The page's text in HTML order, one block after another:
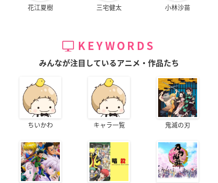
花江夏樹 三宅健太 小林沙苗
KEYWORDS
みんなが注目しているアニメ・作品たち
ちいかわ キャラ一覧 鬼滅の刃